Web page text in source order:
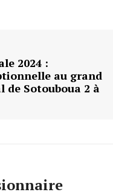
2024 :
au grand
de Sotouboua 2 à